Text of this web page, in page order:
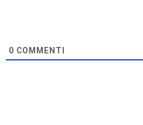
0 COMMENTI